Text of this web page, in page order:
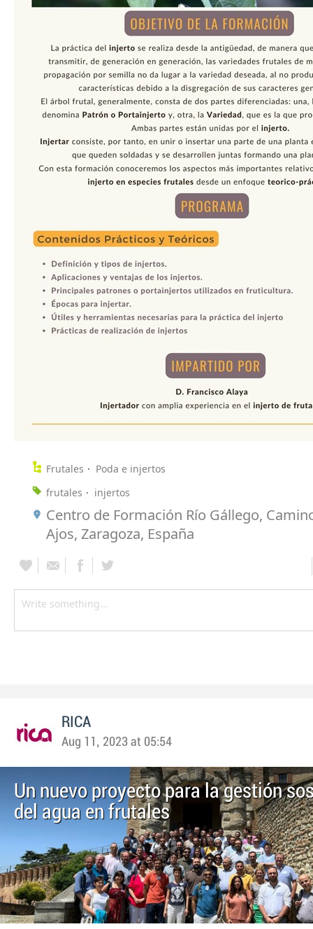
Frutales
Poda e injertos
frutales
injertos
Centro de Formación Río Gállego,
Ajos, Zaragoza, España
RICA
Aug 11, 2023 at 05:54
Un nuevo proyecto para la gestión
del agua en frutales